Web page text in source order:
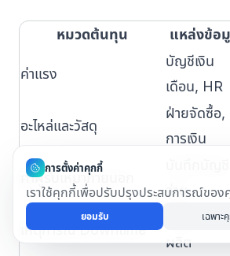
หมวดต้นทุน แหล่งข้อ
ค่าแรง
บัญชีเงิน
เดือน, HR
อะไหล่และวัสดุ
ฝ่ายจัดซื้อ,
การเงิน
ค่าผู้รับเหมาภายนอก
จ่าย
เหตุการณ์ Downtime
บันทึกการ
ผลิต
การตั้งค่าคุกกี้
เราใช้คุกกี้เพื่อปรับปรุงประสบการณ์ขอ
ยอมรับ เฉพาะ